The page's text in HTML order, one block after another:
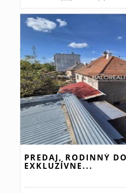
PREDAJ, RODINNÝ
EXKLUZÍVNE...